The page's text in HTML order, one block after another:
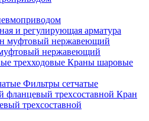
и регулирующая арматура
нержавеющий
Краны шаровые
Фильтры сетчатые
Кран
трехсоставной